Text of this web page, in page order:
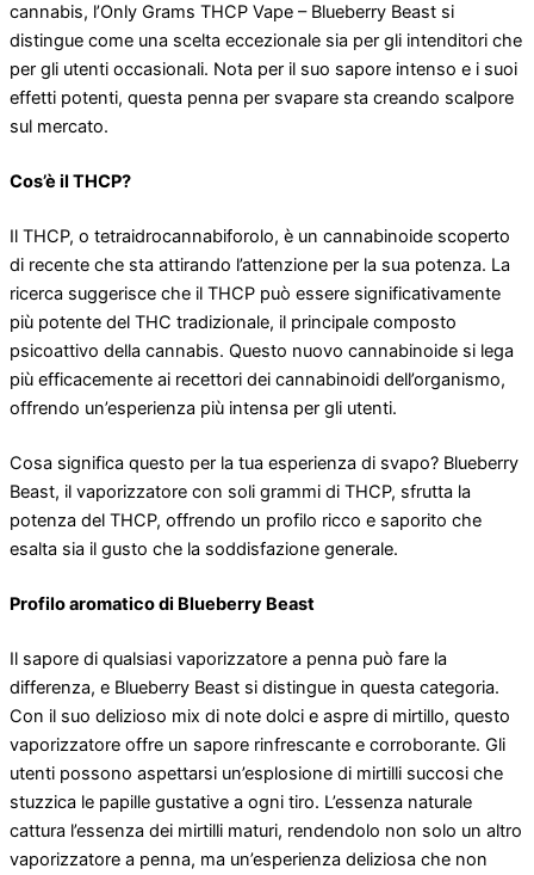
cannabis, l’Only Grams THCP Vape – Blueberry Beast si
distingue come una scelta eccezionale sia per gli intenditori che
per gli utenti occasionali. Nota per il suo sapore intenso e i suoi
effetti potenti, questa penna per svapare sta creando scalpore
sul mercato.
Cos’è il THCP?
Il THCP, o tetraidrocannabiforolo, è un cannabinoide scoperto
di recente che sta attirando l’attenzione per la sua potenza. La
ricerca suggerisce che il THCP può essere significativamente
più potente del THC tradizionale, il principale composto
psicoattivo della cannabis. Questo nuovo cannabinoide si lega
più efficacemente ai recettori dei cannabinoidi dell’organismo,
offrendo un’esperienza più intensa per gli utenti.
Cosa significa questo per la tua esperienza di svapo? Blueberry
Beast, il vaporizzatore con soli grammi di THCP, sfrutta la
potenza del THCP, offrendo un profilo ricco e saporito che
esalta sia il gusto che la soddisfazione generale.
Profilo aromatico di Blueberry Beast
Il sapore di qualsiasi vaporizzatore a penna può fare la
differenza, e Blueberry Beast si distingue in questa categoria.
Con il suo delizioso mix di note dolci e aspre di mirtillo, questo
vaporizzatore offre un sapore rinfrescante e corroborante. Gli
utenti possono aspettarsi un’esplosione di mirtilli succosi che
stuzzica le papille gustative a ogni tiro. L’essenza naturale
cattura l’essenza dei mirtilli maturi, rendendolo non solo un altro
vaporizzatore a penna, ma un’esperienza deliziosa che non